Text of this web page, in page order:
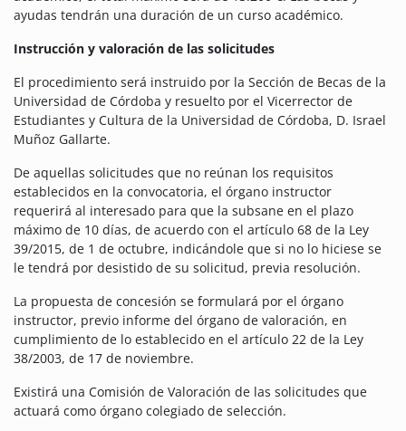
ayudas tendrán una duración de un curso académico.
Instrucción y valoración de las solicitudes
El procedimiento será instruido por la Sección de Becas de la
Universidad de Córdoba y resuelto por el Vicerrector de
Estudiantes y Cultura de la Universidad de Córdoba, D. Israel
Muñoz Gallarte.
De aquellas solicitudes que no reúnan los requisitos
establecidos en la convocatoria, el órgano instructor
requerirá al interesado para que la subsane en el plazo
máximo de 10 días, de acuerdo con el artículo 68 de la Ley
39/2015, de 1 de octubre, indicándole que si no lo hiciese se
le tendrá por desistido de su solicitud, previa resolución.
La propuesta de concesión se formulará por el órgano
instructor, previo informe del órgano de valoración, en
cumplimiento de lo establecido en el artículo 22 de la Ley
38/2003, de 17 de noviembre.
Existirá una Comisión de Valoración de las solicitudes que
actuará como órgano colegiado de selección.